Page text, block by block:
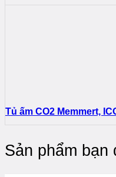
Tủ ấm CO2 Memmert,
Sản phẩm bạn